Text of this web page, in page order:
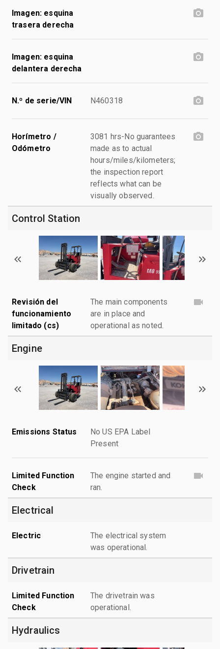
Imagen: esquina
trasera derecha
Imagen: esquina
delantera derecha
N.º de serie/VIN N460318
Horímetro /
Odómetro
3081 hrs-No guarantees
made as to actual
hours/miles/kilometers;
the inspection report
reflects what can be
visually observed.
Control Station
Revisión del
funcionamiento
limitado (cs)
The main components
are in place and
operational as noted.
Engine
Emissions Status
No US EPA Label
Present
Limited Function
Check
The engine started and
ran.
Electrical
Electric
The electrical system
was operational.
Drivetrain
Limited Function
Check
The drivetrain was
operational.
Hydraulics